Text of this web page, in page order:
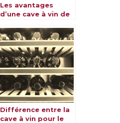
Les avantages
d’une cave à vin de
Différence entre la
cave à vin pour le